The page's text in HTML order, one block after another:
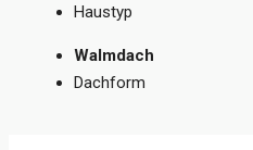
Haustyp
Walmdach
Dachform